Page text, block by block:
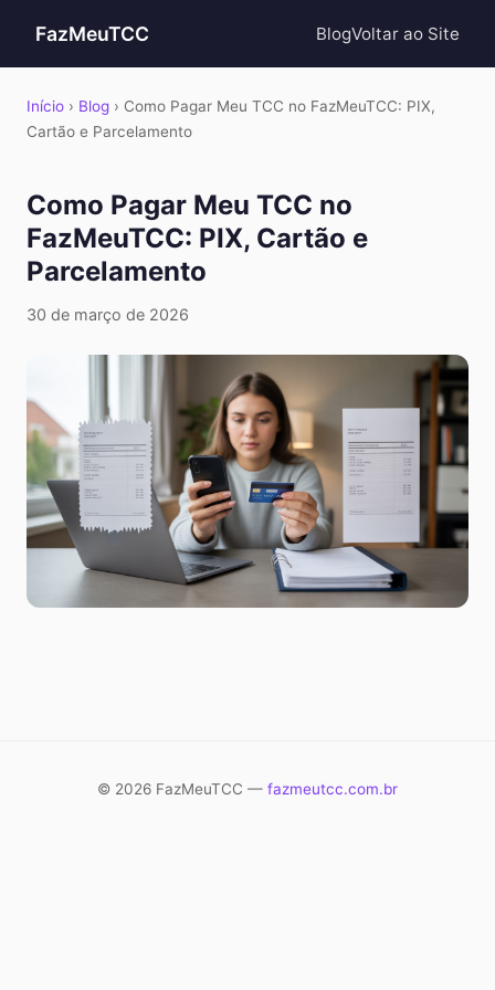
FazMeuTCC BlogVoltar ao Site
Início › Blog › Como Pagar Meu TCC no FazMeuTCC: PIX,
Cartão e Parcelamento
Como Pagar Meu TCC no
FazMeuTCC: PIX, Cartão e
Parcelamento
30 de março de 2026
© 2026 FazMeuTCC — fazmeutcc.com.br